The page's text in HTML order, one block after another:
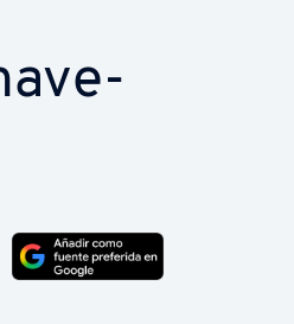
TwitterLinkedIn